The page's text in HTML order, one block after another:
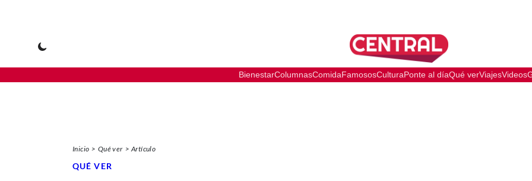
BienestarColumnasComidaFamososCulturaPonte al díaQué verViajesVideos
Inicio Qué ver Artículo
QUÉ VER